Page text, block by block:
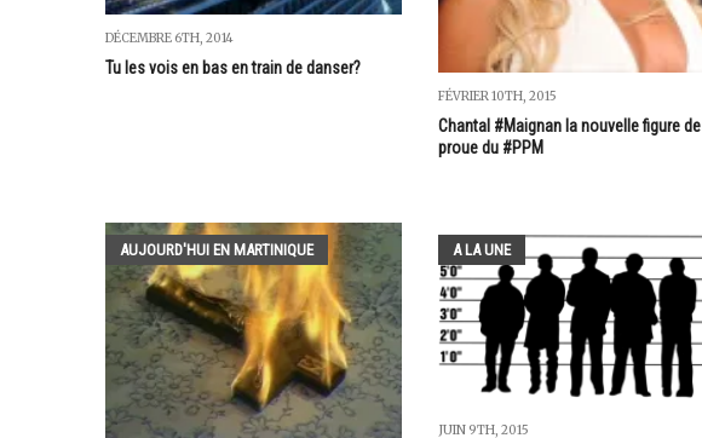
DÉCEMBRE 6TH, 2014
Tu les vois en bas en train de danser?
FÉVRIER 10TH, 2015
Chantal #Maignan la nouvelle figure de
proue du #PPM
AUJOURD'HUI EN MARTINIQUE A LA UNE
JUIN 9TH, 2015